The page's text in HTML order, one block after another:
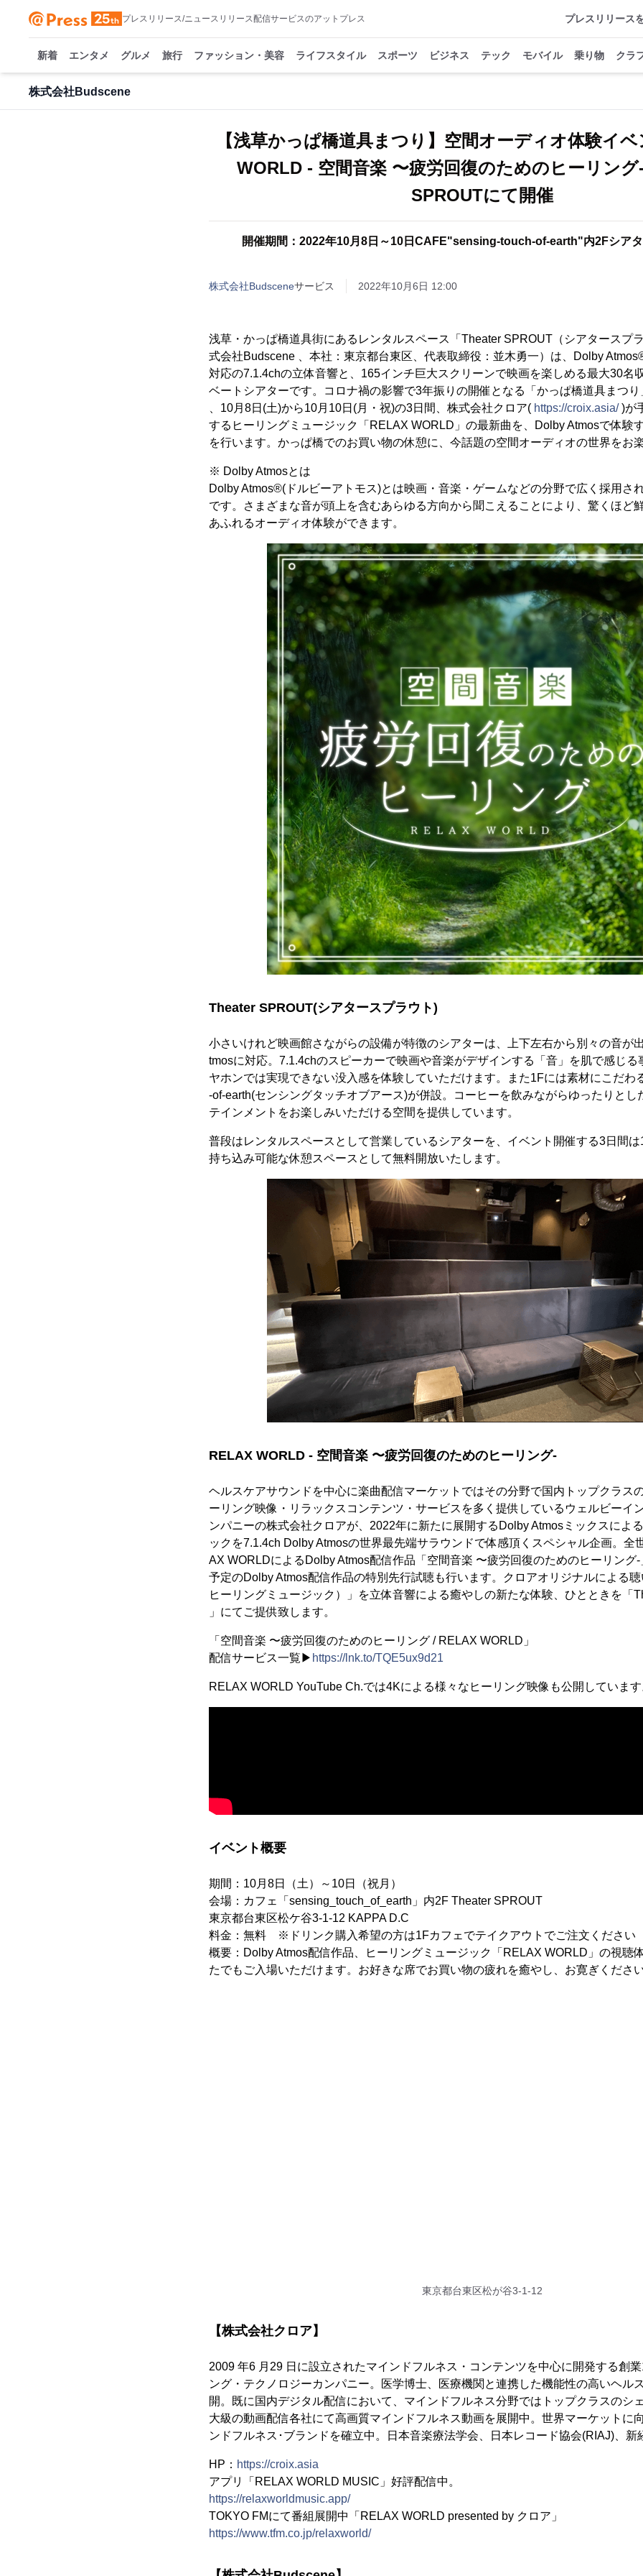
プレスリリース/ニュースリリース配信サービスのアットプレス プレスリリース
新着 エンタメ グルメ 旅行 ファッション・美容 ライフスタイル スポーツ ビジネス テック モバイル 乗り物 クラ
株式会社Budscene
【浅草かっぱ橋道具まつり】空間オーディオ体験イ
WORLD - 空間音楽 〜疲労回復のためのヒーリン
SPROUTにて開催
開催期間：2022年10月8日～10日CAFE"sensing-touch-of-earth"内2Fシア
株式会社Budsceneサービス 2022年10月6日 12:00
浅草・かっぱ橋道具街にあるレンタルスペース「Theater SPROUT（シアタースプ
式会社Budscene 、本社：東京都台東区、代表取締役：並木勇一）は、Dolby
対応の7.1.4chの立体音響と、165インチ巨大スクリーンで映画を楽しめる最大30名
ベートシアターです。コロナ禍の影響で3年振りの開催となる「かっぱ橋道具まつ
、10月8日(土)から10月10日(月・祝)の3日間、株式会社クロア( https://croix.asia/)が
するヒーリングミュージック「RELAX WORLD」の最新曲を、Dolby Atmosで体験
を行います。かっぱ橋でのお買い物の休憩に、今話題の空間オーディオの世界をお
※ Dolby Atmosとは
Dolby Atmos®(ドルビーアトモス)とは映画・音楽・ゲームなどの分野で広く採用さ
です。さまざまな音が頭上を含むあらゆる方向から聞こえることにより、驚くほど
あふれるオーディオ体験ができます。
Theater SPROUT(シアタースプラウト)
小さいけれど映画館さながらの設備が特徴のシアターは、上下左右から別々の音が
tmosに対応。7.1.4chのスピーカーで映画や音楽がデザインする「音」を肌で感じる
ヤホンでは実現できない没入感を体験していただけます。また1Fには素材にこだわ
-of-earth(センシングタッチオブアース)が併設。コーヒーを飲みながらゆったりとし
テインメントをお楽しみいただける空間を提供しています。
普段はレンタルスペースとして営業しているシアターを、イベント開催する3日間
持ち込み可能な休憩スペースとして無料開放いたします。
RELAX WORLD - 空間音楽 〜疲労回復のためのヒーリング-
ヘルスケアサウンドを中心に楽曲配信マーケットではその分野で国内トップクラス
ーリング映像・リラックスコンテンツ・サービスを多く提供しているウェルビーイ
ンパニーの株式会社クロアが、2022年に新たに展開するDolby Atmosミックスによ
ックを7.1.4ch Dolby Atmosの世界最先端サラウンドで体感頂くスペシャル企画。全
AX WORLDによるDolby Atmos配信作品「空間音楽 〜疲労回復のためのヒーリング
予定のDolby Atmos配信作品の特別先行試聴も行います。クロアオリジナルによる
ヒーリングミュージック）」を立体音響による癒やしの新たな体験、ひとときを「
」にてご提供致します。
「空間音楽 〜疲労回復のためのヒーリング / RELAX WORLD」
配信サービス⼀覧▶ https://lnk.to/TQE5ux9d21
RELAX WORLD YouTube Ch.では4Kによる様々なヒーリング映像も公開していま
イベント概要
期間：10月8日（土）～10日（祝月）
会場：カフェ「sensing_touch_of_earth」内2F Theater SPROUT
東京都台東区松ケ谷3-1-12 KAPPA D.C
料金：無料 ※ドリンク購入希望の方は1Fカフェでテイクアウトでご注文ください
概要：Dolby Atmos配信作品、ヒーリングミュージック「RELAX WORLD」の視聴
たでもご入場いただけます。お好きな席でお買い物の疲れを癒やし、お寛ぎくださ
東京都台東区松が谷3-1-12
【株式会社クロア】
2009 年6 月29 日に設立されたマインドフルネス・コンテンツを中心に開発する創
ング・テクノロジーカンパニー。医学博士、医療機関と連携した機能性の高いヘル
開。既に国内デジタル配信において、マインドフルネス分野ではトップクラスのシ
大級の動画配信各社にて高画質マインドフルネス動画を展開中。世界マーケットに
ンドフルネス･ブランドを確立中。日本音楽療法学会、日本レコード協会(RIAJ)、新
HP： https://croix.asia
アプリ「RELAX WORLD MUSIC」好評配信中。
https://relaxworldmusic.app/
TOKYO FMにて番組展開中「RELAX WORLD presented by クロア」
https://www.tfm.co.jp/relaxworld/